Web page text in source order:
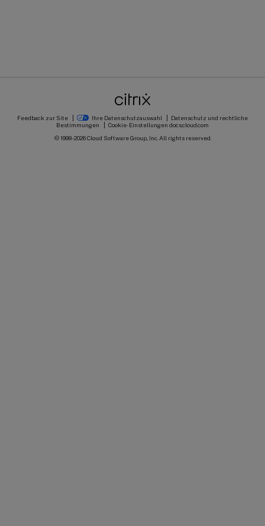
Feedback zur Site Ihre Datenschutzauswahl
Datenschutz und rechtliche
Bestimmungen
Cookie-Einstellungen docs.cloud.com
© 1999-2026Cloud Software Group, Inc. All rights reserved.